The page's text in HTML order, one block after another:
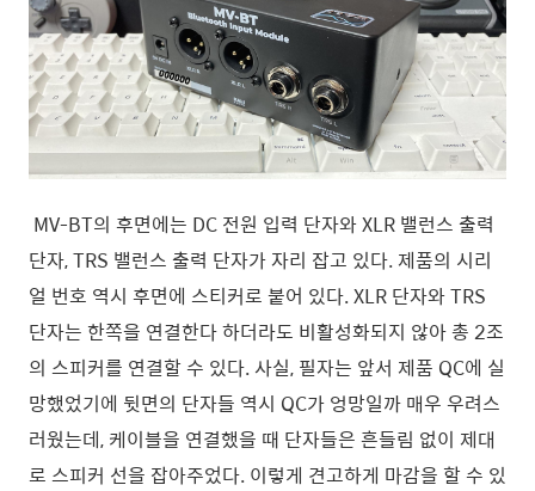
MV-BT의 후면에는 DC 전원 입력 단자와 XLR 밸런스 출력
단자, TRS 밸런스 출력 단자가 자리 잡고 있다. 제품의 시리
얼 번호 역시 후면에 스티커로 붙어 있다.XLR 단자와 TRS
단자는 한쪽을 연결한다 하더라도 비활성화되지 않아 총 2조
의 스피커를 연결할 수 있다. 사실, 필자는 앞서 제품 QC에 실
망했었기에 뒷면의 단자들 역시 QC가 엉망일까 매우 우려스
러웠는데, 케이블을 연결했을 때 단자들은 흔들림 없이 제대
로 스피커 선을 잡아주었다. 이렇게 견고하게 마감을 할 수 있